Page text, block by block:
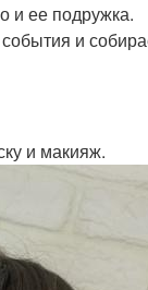
и ее подружка.
и
и макияж.